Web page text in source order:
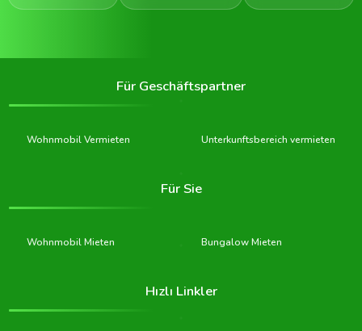
Für Geschäftspartner
Wohnmobil Vermieten Unterkunftsbereich vermieten
Für Sie
Wohnmobil Mieten Bungalow Mieten
Hızlı Linkler